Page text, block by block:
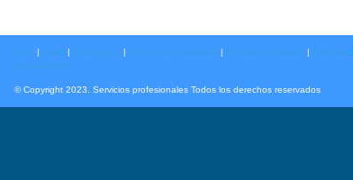
KPIs Team |Aviso Legal Política de privacidad Política de cookies Date baja
devoluciones
© Copyright 2023. Servicios profesionales Todos los derechos reservados